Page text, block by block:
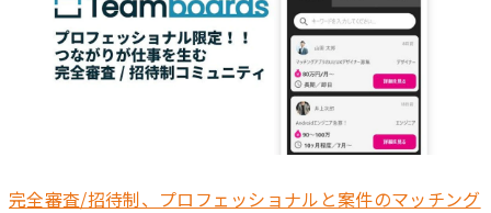
完全審査/招待制、プロフェッショナルと案件のマッチング